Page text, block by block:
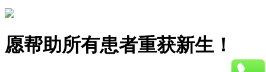
愿帮助所有患者重获新生！